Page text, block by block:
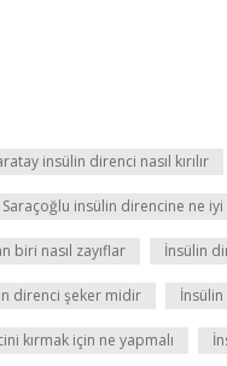
insülin direnci nasıl kırılır
insülin direncine ne
biri nasıl zayıflar İnsülin
direnci şeker midir
kırmak için ne yapmalı